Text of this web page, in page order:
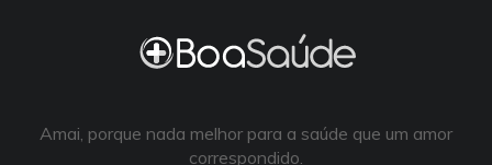
Amai, porque nada melhor para a saúde que um amor
correspondido.